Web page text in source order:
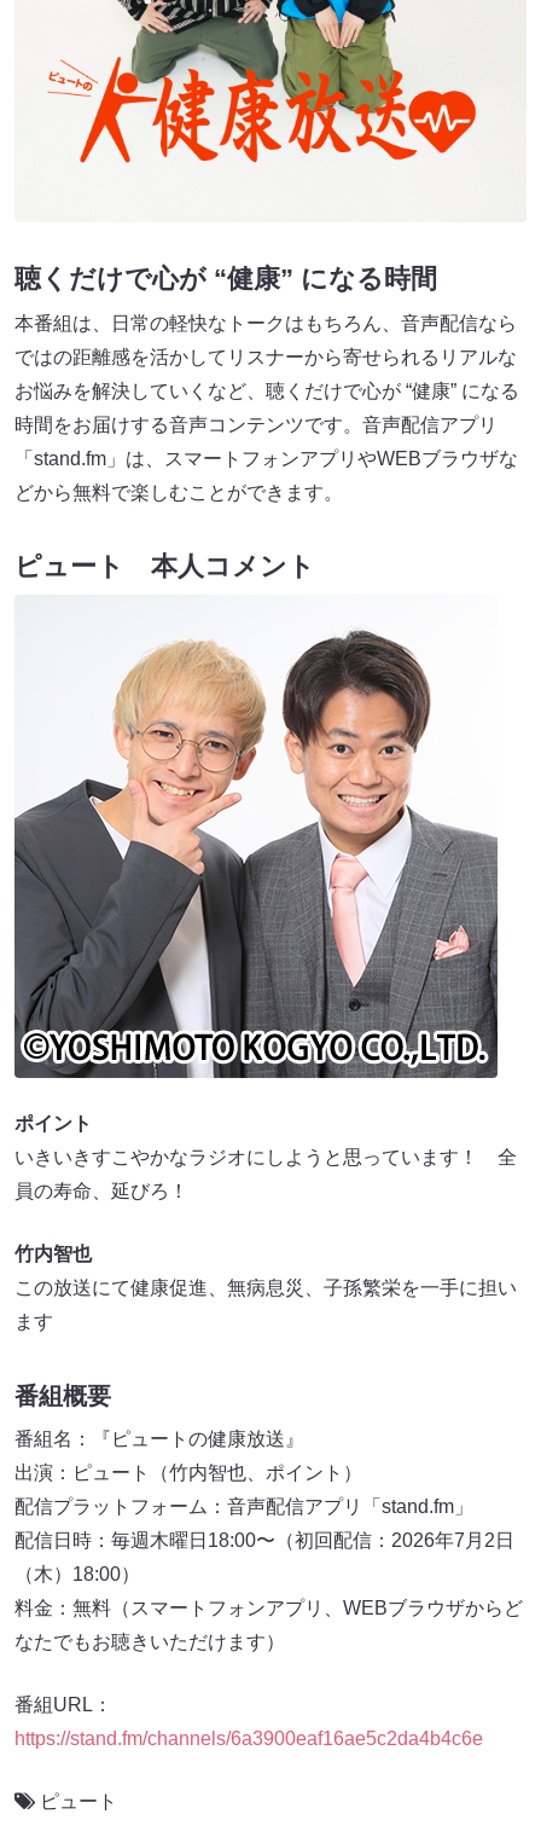
聴くだけで心が “健康” になる時間
本番組は、日常の軽快なトークはもちろん、音声配信なら
ではの距離感を活かしてリスナーから寄せられるリアルな
お悩みを解決していくなど、聴くだけで心が “健康” になる
時間をお届けする音声コンテンツです。音声配信アプリ
「stand.fm」は、スマートフォンアプリやWEBブラウザな
どから無料で楽しむことができます。
ピュート 本人コメント
ポイント
いきいきすこやかなラジオにしようと思っています！ 全
員の寿命、延びろ！
竹内智也
この放送にて健康促進、無病息災、子孫繁栄を一手に担い
ます
番組概要
番組名：『ピュートの健康放送』
出演：ピュート（竹内智也、ポイント）
配信プラットフォーム：音声配信アプリ「stand.fm」
配信日時：毎週木曜日18:00〜（初回配信：2026年7月2日
（木）18:00）
料金：無料（スマートフォンアプリ、WEBブラウザからど
なたでもお聴きいただけます）
番組URL：
https://stand.fm/channels/6a3900eaf16ae5c2da4b4c6e
ピュート